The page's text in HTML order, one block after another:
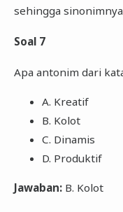
sehingga
Soal 7
Apa antonim dari
A. Kreatif
B. Kolot
C. Dinamis
D. Produktif
Jawaban:B. Kolot